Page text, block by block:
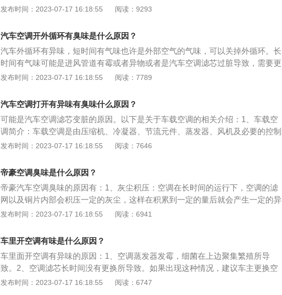
年，如果使用环境中灰尘过大，或者发现有异味，应该及时更换。清洗空调管
调开启时直接熄火：在用车过程中，快要达到目的地时，先将AC关掉，保持风
量，让管道中水分蒸干后再熄火，这样可以避免空调管道受潮。
发布时间：2023-07-17 16:18:55 阅读：9293
汽车空调开外循环有臭味是什么原因？
汽车外循环有异味，短时间有气味也许是外部空气的气味，可以关掉外循环。长
时间有气味可能是进风管道有霉或者异物或者是汽车空调滤芯过脏导致，需要更
换空调滤芯。以下是扩展资料：1、注意事项：人在进入汽车后的短时间内，就
况下，长时间行车，更不能在封闭的车内睡眠或长时间休息。2、解决办法：如
果空调使用年限并不是很长，只有面板和出风口等地方有灰尘，只需自己进行简
单擦拭便可，打开面板取下滤网进行清水冲刷就可简单的解决异味的问题。
发布时间：2023-07-17 16:18:55 阅读：7789
汽车空调打开有异味有臭味什么原因？
可能是汽车空调滤芯变脏的原因。以下是关于车载空调的相关介绍：1、车载空
调简介：车载空调是由压缩机、冷凝器、节流元件、蒸发器、风机及必要的控制
部件构成，用于调节车内温度、湿度，给驾驶员提供舒适环境的空调系统。2、
剂，经压缩，制冷剂的温度和压力升高，并被送入冷凝器。在冷凝器内，高温高
压的气态制冷剂把热量传递给经过冷凝器的车外空气而液化，变成液体。液态制
冷剂流经节流装置时，温度和压力降低，并进入蒸发器。在蒸发器内，低温低压
的液态制冷剂吸收经过蒸发器的车内空气的热量而蒸发，变成气体。气体又被压
缩机吸入进行下一轮循环。
发布时间：2023-07-17 16:18:55 阅读：7646
帝豪空调臭味是什么原因？
帝豪汽车空调臭味的原因有：1、灰尘积压：空调在长时间的运行下，空调的滤
网以及铜片内部会积压一定的灰尘，这样在积累到一定的量后就会产生一定的异
味，随着空调开启，空调出风异味就会飘散到汽车中。2、内部有潮气：由于空
空调会立刻停机，这样内部的潮气一直存在，长期下来就会产生霉菌，霉味也就
自然而然的产生。
发布时间：2023-07-17 16:18:55 阅读：6941
车里开空调有味是什么原因？
车里面开空调有异味的原因：1、空调蒸发器发霉，细菌在上边聚集繁殖所导
致。2、空调滤芯长时间没有更换所导致。如果出现这种情况，建议车主更换空
调滤芯或者将空调滤芯清理干净。以下是相关介绍：1、空调滤芯的主要作用是
发布时间：2023-07-17 16:18:55 阅读：6747